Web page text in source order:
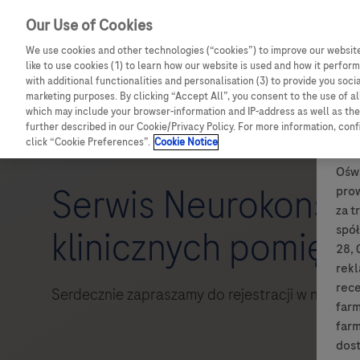
za
28,
Serwis
klinicznych
Serdecznie zapraszamy do rejestracji w
Our Use of Cookies
We use cookies and other technologies (“cookies”) to improve our
like to use cookies (1) to learn how our website is used and how it
with additional functionalities and personalisation (3) to provide you
marketing purposes. By clicking “Accept All”, you consent to the use of
which may include your browser-information and IP-address as well as
further described in our Cookie/Privacy Policy. For more information,
click “Cookie Preferences”. Cookie Notice